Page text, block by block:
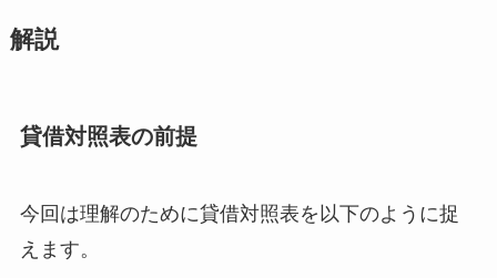
解説
貸借対照表の前提
今回は理解のために貸借対照表を以下のように捉
えます。